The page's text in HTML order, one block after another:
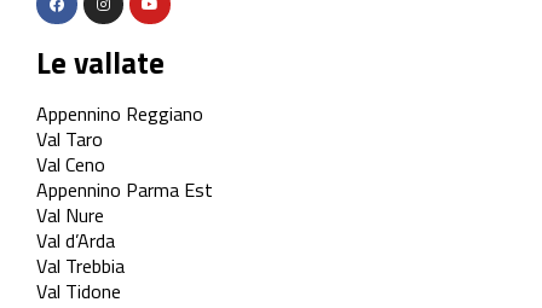
Le vallate
Appennino Reggiano
Val Taro
Val Ceno
Appennino Parma Est
Val Nure
Val d’Arda
Val Trebbia
Val Tidone